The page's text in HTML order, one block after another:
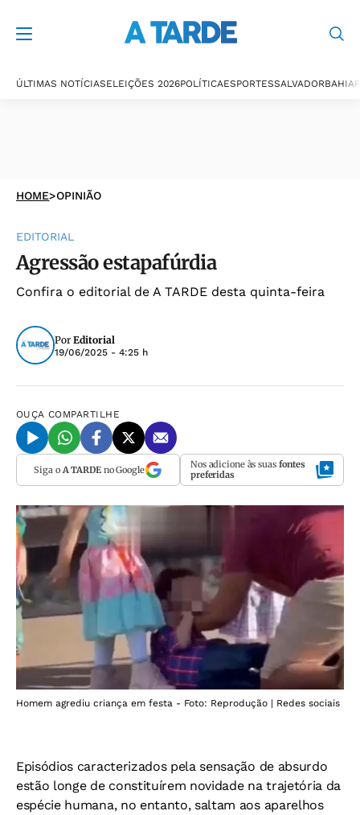
ÚLTIMAS NOTÍCIASELEIÇÕES 2026POLÍTICAESPORTESSALVADORBAHIA
HOME>OPINIÃO
EDITORIAL
Agressão estapafúrdia
Confira o editorial de A TARDE desta quinta-feira
Por Editorial
19/06/2025 - 4:25 h
OUÇA COMPARTILHE
Siga o A TARDEno Google Nos adicione às suas fontes
preferidas
Homem agrediu criança em festa - Foto: Reprodução | Redes sociais
Episódios caracterizados pela sensação de absurdo
estão longe de constituírem novidade na trajetória da
espécie humana, no entanto, saltam aos aparelhos